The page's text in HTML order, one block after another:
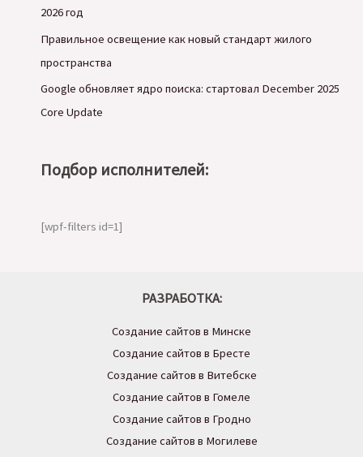
2026 год
Правильное освещение как новый стандарт жилого
пространства
Google обновляет ядро поиска: стартовал December 2025
Core Update
Подбор исполнителей:
[wpf-filters id=1]
РАЗРАБОТКА:
Создание сайтов в Минске
Создание сайтов в Бресте
Создание сайтов в Витебске
Создание сайтов в Гомеле
Создание сайтов в Гродно
Создание сайтов в Могилеве